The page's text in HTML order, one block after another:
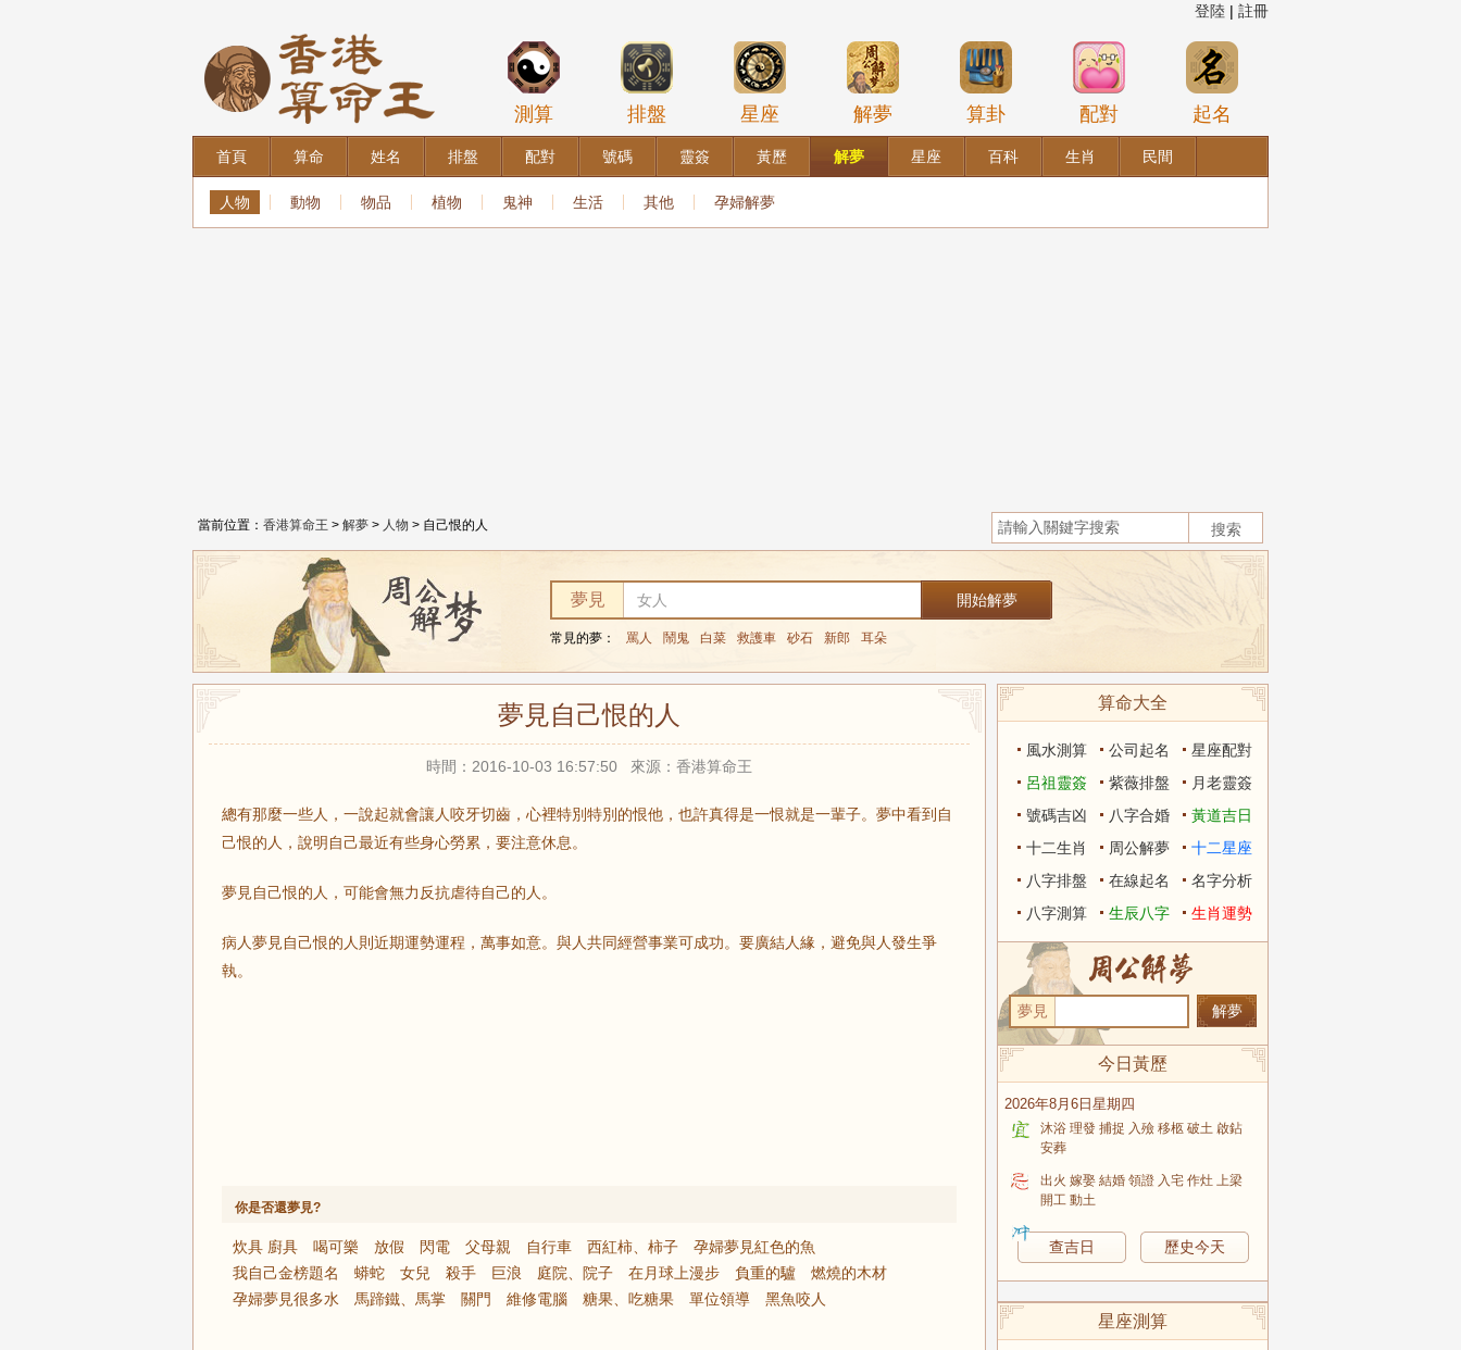
登陸 | 註冊
測算 排盤 星座 解夢 算卦 配對 起名
首頁 算命 姓名 排盤 配對 號碼 靈簽 黃歷 解夢 星座 百科 生肖 民間
人物 動物 物品 植物 鬼神 生活 其他 孕婦解夢
當前位置： 香港算命王 > 解夢 > 人物 > 自己恨的人
夢見
常見的夢： 罵人 鬧鬼 白菜 救護車 砂石 新郎 耳朵
夢見自己恨的人
時間：2016-10-03 16:57:50 來源：香港算命王
總有那麼一些人，一說起就會讓人咬牙切齒，心裡特別特別的恨他，也許真得是一恨就是一輩子。夢中看到自
己恨的人，說明自己最近有些身心勞累，要注意休息。
夢見自己恨的人，可能會無力反抗虐待自己的人。
病人夢見自己恨的人則近期運勢運程，萬事如意。與人共同經營事業可成功。要廣結人緣，避免與人發生爭
執。
你是否還夢見?
炊具 廚具 喝可樂 放假 閃電 父母親 自行車 西紅柿、柿子
孕婦夢見紅色的魚
我自己金榜題名
蟒蛇 女兒 殺手 巨浪 庭院、院子 在月球上漫步 負重的驢
燃燒的木材
孕婦夢見很多水
馬蹄鐵、馬掌 關門 維修電腦 糖果、吃糖果 單位領導 黑魚咬人
算命大全
風水測算 公司起名
星座配對
呂祖靈簽
紫薇排盤
月老靈簽
號碼吉凶
八字合婚
黃道吉日
十二生肖
周公解夢
十二星座
八字排盤
在線起名
名字分析
八字測算
生辰八字 生肖運勢
夢見
今日黃歷
2026年8月6日星期四
沐浴 理發 捕捉 入殮 移柩 破土 啟鉆
安葬
出火 嫁娶 結婚 領證 入宅 作灶 上梁
開工 動土
查吉日 歷史今天
星座測算